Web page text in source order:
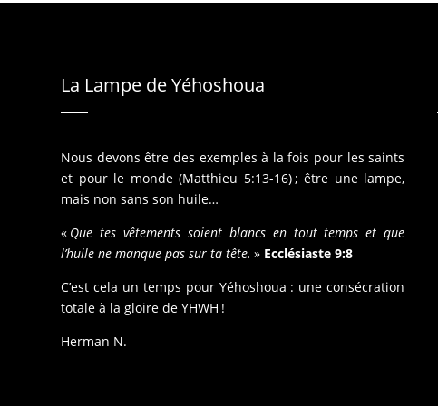
La Lampe de Yéhoshoua
Nous devons être des exemples à la fois pour les saints
et pour le monde (Matthieu 5:13-16) ; être une lampe,
mais non sans son huile…
« Que tes vêtements soient blancs en tout temps et que
l’huile ne manque pas sur ta tête. » Ecclésiaste 9:8
C’est cela un temps pour Yéhoshoua : une consécration
totale à la gloire de YHWH !
Herman N.